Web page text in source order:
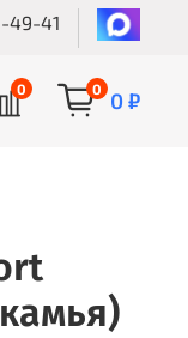
49-41
0 0 0 ₽